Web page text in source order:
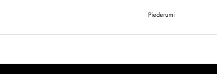
Piederumi